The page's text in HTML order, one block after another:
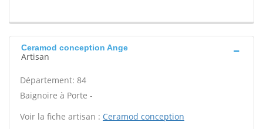
Ceramod conception Ange
Artisan
Département: 84
Baignoire à Porte -
Voir la fiche artisan : Ceramod conception